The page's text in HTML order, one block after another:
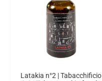
Latakia n°2 | Tabacchificio